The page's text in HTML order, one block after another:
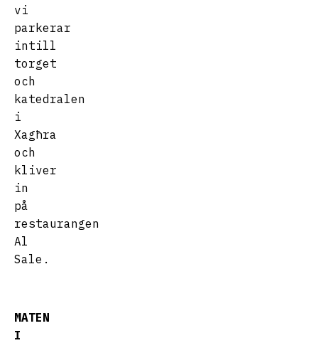
vi
parkerar
intill
torget
och
katedralen
i
Xagħra
och
kliver
in
på
restaurangen
Al
Sale.
MATEN
I